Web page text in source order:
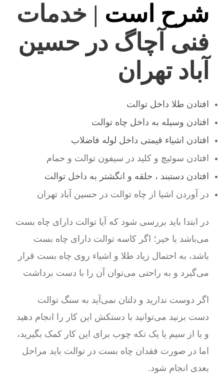
شرح است | خدمات
فنی آچاگ در حسین
آباد تهران
افتادن طلا داخل توالت
افتادن وسیله به داخل چاه توالت
افتادن اشیاء قیمتی داخل لوله فاضلاب
افتادن سوئیچ و کلید در سیفون توالت و حمام
افتادن دستبند ، حلقه و انگشتر به داخل توالت
در آوردن اشیا از چاه توالت در حسین آباد تهران
در ابتدا باید بررسی شود که آیا توالت دارای چاه بست
می‌باشد یا خیر؛ اگر کاسه توالت دارای چاه بست
باشد، به احتمال زیاد طلا و اشیاء روی چاه بست قرار
می‌گیرد و به راحتی می‌توان آن را با دست برداشت
اگر دوست ندارید و دلتان نمی‌آید به سنگ توالت
دست بزنید می‌توانید با دستکش این کار را انجام دهید
و یا از سیم یا یک تکه چوب برای این کار کمک بگیرید،
اما در صورت فقدان چاه بست در توالت باید مراحل
بعدی انجام شود.